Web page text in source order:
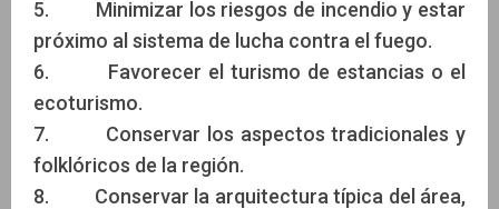
5. Minimizar los riesgos de incendio y estar
próximo al sistema de lucha contra el fuego.
6. Favorecer el turismo de estancias o el
ecoturismo.
7. Conservar los aspectos tradicionales y
folklóricos de la región.
8. Conservar la arquitectura típica del área,